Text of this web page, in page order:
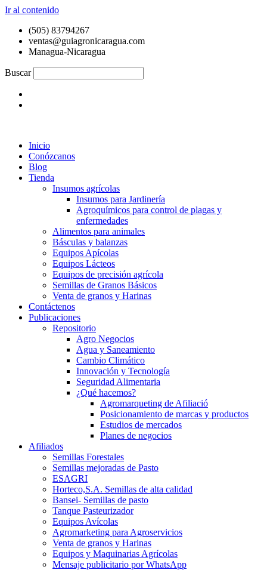
Ir al contenido
(505) 83794267
ventas@guiagronicaragua.com
Managua-Nicaragua
Buscar
Inicio
Conózcanos
Blog
Tienda
Insumos agrícolas
Insumos para Jardinería
Agroquímicos para control de plagas y
enfermedades
Alimentos para animales
Básculas y balanzas
Equipos Apícolas
Equipos Lácteos
Equipos de precisión agrícola
Semillas de Granos Básicos
Venta de granos y Harinas
Contáctenos
Publicaciones
Repositorio
Agro Negocios
Agua y Saneamiento
Cambio Climático
Innovación y Tecnología
Seguridad Alimentaria
¿Qué hacemos?
Agromarqueting de Afiliació
Posicionamiento de marcas y productos
Estudios de mercados
Planes de negocios
Afiliados
Semillas Forestales
Semillas mejoradas de Pasto
ESAGRI
Horteco,S.A. Semillas de alta calidad
Bansei- Semillas de pasto
Tanque Pasteurizador
Equipos Avícolas
Agromarketing para Agroservicios
Venta de granos y Harinas
Equipos y Maquinarias Agrícolas
Mensaje publicitario por WhatsApp